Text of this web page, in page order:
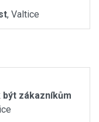
, Valtice
zákazníkům